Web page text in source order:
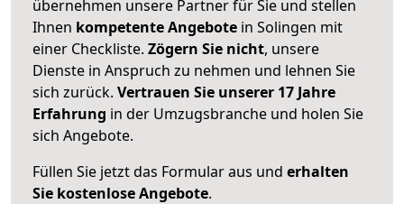
übernehmen unsere Partner für Sie und stellen
Ihnen kompetente Angebote in Solingen mit
einer Checkliste. Zögern Sie nicht, unsere
Dienste in Anspruch zu nehmen und lehnen Sie
sich zurück. Vertrauen Sie unserer 17 Jahre
Erfahrung in der Umzugsbranche und holen Sie
sich Angebote.
Füllen Sie jetzt das Formular aus und erhalten
Sie kostenlose Angebote.